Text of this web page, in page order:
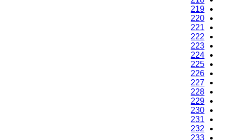
219
220
221
222
223
224
225
226
227
228
229
230
231
232
233